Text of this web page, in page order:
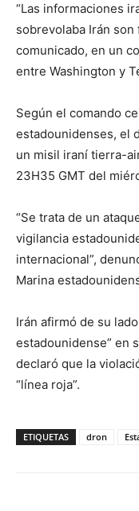
“Las informaciones
sobrevolaba Irán son
comunicado, en un
entre Washington y
Según el comando
estadounidenses, el
un misil iraní tierra-
23H35 GMT del
“Se trata de un
vigilancia
internacional”,
Marina
Irán afirmó de su
estadounidense” en
declaró que la
“línea roja”.
ETIQUETAS dron